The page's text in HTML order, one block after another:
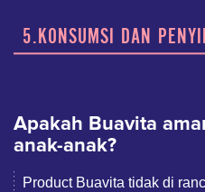
5.KONSUMSI DAN
Apakah Buavita
anak-anak?
Product Buavita tidak di